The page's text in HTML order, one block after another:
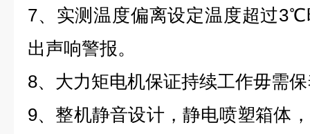
7、实测温度偏离设定温度超过3℃
出声响警报。
8、大力矩电机保证持续工作毋需
9、整机静音设计，静电喷塑箱体